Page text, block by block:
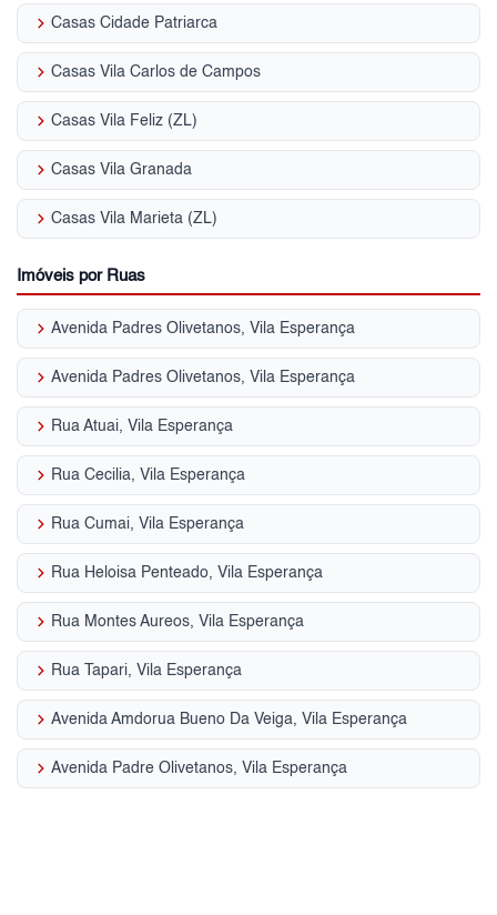
keyboard_arrow_right Casas Cidade Patriarca
keyboard_arrow_right Casas Vila Carlos de Campos
keyboard_arrow_right Casas Vila Feliz (ZL)
keyboard_arrow_right Casas Vila Granada
keyboard_arrow_right Casas Vila Marieta (ZL)
Imóveis por Ruas
keyboard_arrow_right Avenida Padres Olivetanos, Vila Esperança
keyboard_arrow_right Avenida Padres Olivetanos, Vila Esperança
keyboard_arrow_right Rua Atuai, Vila Esperança
keyboard_arrow_right Rua Cecilia, Vila Esperança
keyboard_arrow_right Rua Cumai, Vila Esperança
keyboard_arrow_right Rua Heloisa Penteado, Vila Esperança
keyboard_arrow_right Rua Montes Aureos, Vila Esperança
keyboard_arrow_right Rua Tapari, Vila Esperança
keyboard_arrow_right Avenida Amdorua Bueno Da Veiga, Vila Esperança
keyboard_arrow_right Avenida Padre Olivetanos, Vila Esperança